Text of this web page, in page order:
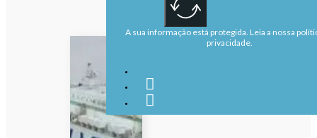
A sua informação está protegida. Leia a nossa
privacidade.